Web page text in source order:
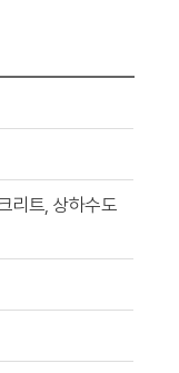
리트, 상하수도